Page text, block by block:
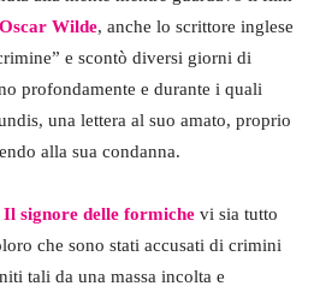
Wilde, anche lo scrittore inglese
e scontò diversi giorni di
profondamente e durante i quali
una lettera al suo amato, proprio
alla sua condanna.
Il signore delle formiche vi sia tutto
che sono stati accusati di crimini
tali da una massa incolta e